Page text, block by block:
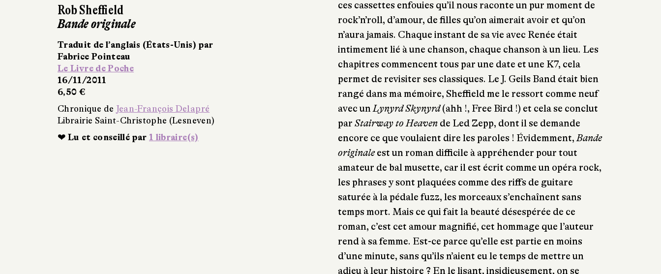
Rob Sheffield
Bande originale
Traduit de l’anglais (États-Unis) par
Fabrice Pointeau
Le Livre de Poche
16/11/2011
6,50 €
Chronique de Jean-François Delapré
Librairie Saint-Christophe (Lesneven)
❤ Lu et conseillé par 1 libraire(s)
ces cassettes enfouies qu’il nous raconte un pur moment de
rock’n’roll, d’amour, de filles qu’on aimerait avoir et qu’on
n’aura jamais. Chaque instant de sa vie avec Renée était
intimement lié à une chanson, chaque chanson à un lieu. Les
chapitres commencent tous par une date et une K7, cela
permet de revisiter ses classiques. Le J. Geils Band était bien
rangé dans ma mémoire, Sheffield me le ressort comme neuf
avec unLynyrd Skynyrd(ahh !, Free Bird !) et cela se conclut
par Stairway to Heaven de Led Zepp, dont il se demande
encore ce que voulaient dire les paroles ! Évidemment,Bande
originaleest un roman difficile à appréhender pour tout
amateur de bal musette, car il est écrit comme un opéra rock,
les phrases y sont plaquées comme des riffs de guitare
saturée à la pédale fuzz, les morceaux s’enchaînent sans
temps mort. Mais ce qui fait la beauté désespérée de ce
roman, c’est cet amour magnifié, cet hommage que l’auteur
rend à sa femme. Est-ce parce qu’elle est partie en moins
d’une minute, sans qu’ils n’aient eu le temps de mettre un
adieu à leur histoire ? En le lisant, insidieusement, on se